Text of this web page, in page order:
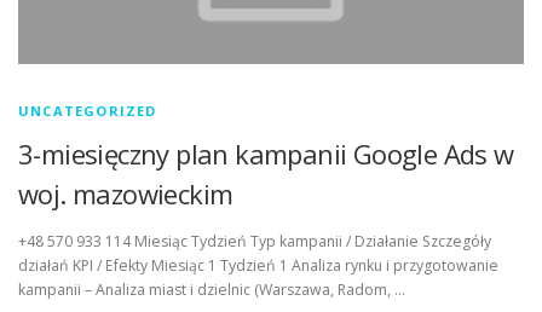
UNCATEGORIZED
3-miesięczny plan kampanii Google Ads w
woj. mazowieckim
+48 570 933 114 Miesiąc Tydzień Typ kampanii / Działanie Szczegóły
działań KPI / Efekty Miesiąc 1 Tydzień 1 Analiza rynku i przygotowanie
kampanii – Analiza miast i dzielnic (Warszawa, Radom, …